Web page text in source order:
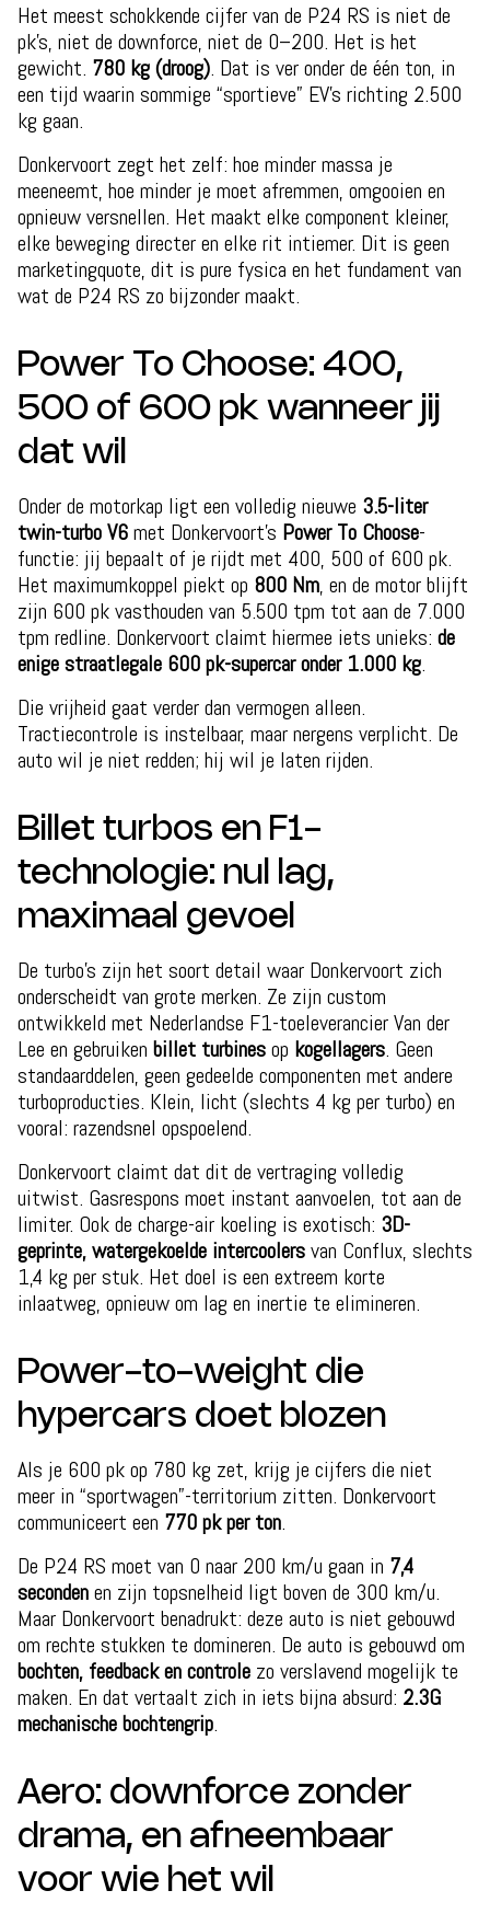
Het meest schokkende cijfer van de P24 RS is niet de
pk’s, niet de downforce, niet de 0–200. Het is het
gewicht. 780 kg (droog). Dat is ver onder de één ton, in
een tijd waarin sommige “sportieve” EV’s richting 2.500
kg gaan.
Donkervoort zegt het zelf: hoe minder massa je
meeneemt, hoe minder je moet afremmen, omgooien en
opnieuw versnellen. Het maakt elke component kleiner,
elke beweging directer en elke rit intiemer. Dit is geen
marketingquote, dit is pure fysica en het fundament van
wat de P24 RS zo bijzonder maakt.
Power To Choose: 400,
500 of 600 pk wanneer jij
dat wil
Onder de motorkap ligt een volledig nieuwe 3.5-liter
twin-turbo V6met Donkervoort’s Power To Choose-
functie: jij bepaalt of je rijdt met 400, 500 of 600 pk.
Het maximumkoppel piekt op 800 Nm, en de motor blijft
zijn 600 pk vasthouden van 5.500 tpm tot aan de 7.000
tpm redline. Donkervoort claimt hiermee iets unieks: de
enige straatlegale 600 pk-supercar onder 1.000 kg.
Die vrijheid gaat verder dan vermogen alleen.
Tractiecontrole is instelbaar, maar nergens verplicht. De
auto wil je niet redden; hij wil je laten rijden.
Billet turbos en F1-
technologie: nul lag,
maximaal gevoel
De turbo’s zijn het soort detail waar Donkervoort zich
onderscheidt van grote merken. Ze zijn custom
ontwikkeld met Nederlandse F1-toeleverancier Van der
Lee en gebruiken billet turbinesop kogellagers. Geen
standaarddelen, geen gedeelde componenten met andere
turboproducties. Klein, licht (slechts 4 kg per turbo) en
vooral: razendsnel opspoelend.
Donkervoort claimt dat dit de vertraging volledig
uitwist. Gasrespons moet instant aanvoelen, tot aan de
limiter. Ook de charge-air koeling is exotisch: 3D-
geprinte, watergekoelde intercoolersvan Conflux, slechts
1,4 kg per stuk. Het doel is een extreem korte
inlaatweg, opnieuw om lag en inertie te elimineren.
Power-to-weight die
hypercars doet blozen
Als je 600 pk op 780 kg zet, krijg je cijfers die niet
meer in “sportwagen”-territorium zitten. Donkervoort
communiceert een 770 pk per ton.
De P24 RS moet van 0 naar 200 km/u gaan in 7,4
secondenen zijn topsnelheid ligt boven de 300 km/u.
Maar Donkervoort benadrukt: deze auto is niet gebouwd
om rechte stukken te domineren. De auto is gebouwd om
bochten, feedback en controle zo verslavend mogelijk te
maken. En dat vertaalt zich in iets bijna absurd: 2.3G
mechanische bochtengrip.
Aero: downforce zonder
drama, en afneembaar
voor wie het wil